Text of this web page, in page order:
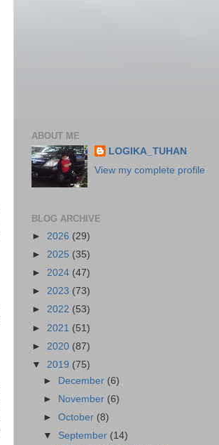
ABOUT ME
LOGIKA_TUHAN
View my complete profile
BLOG ARCHIVE
► 2026 (29)
► 2025 (35)
► 2024 (47)
► 2023 (73)
► 2022 (53)
► 2021 (51)
► 2020 (87)
▼ 2019 (75)
► December (6)
► November (6)
►October (8)
▼ September (14)